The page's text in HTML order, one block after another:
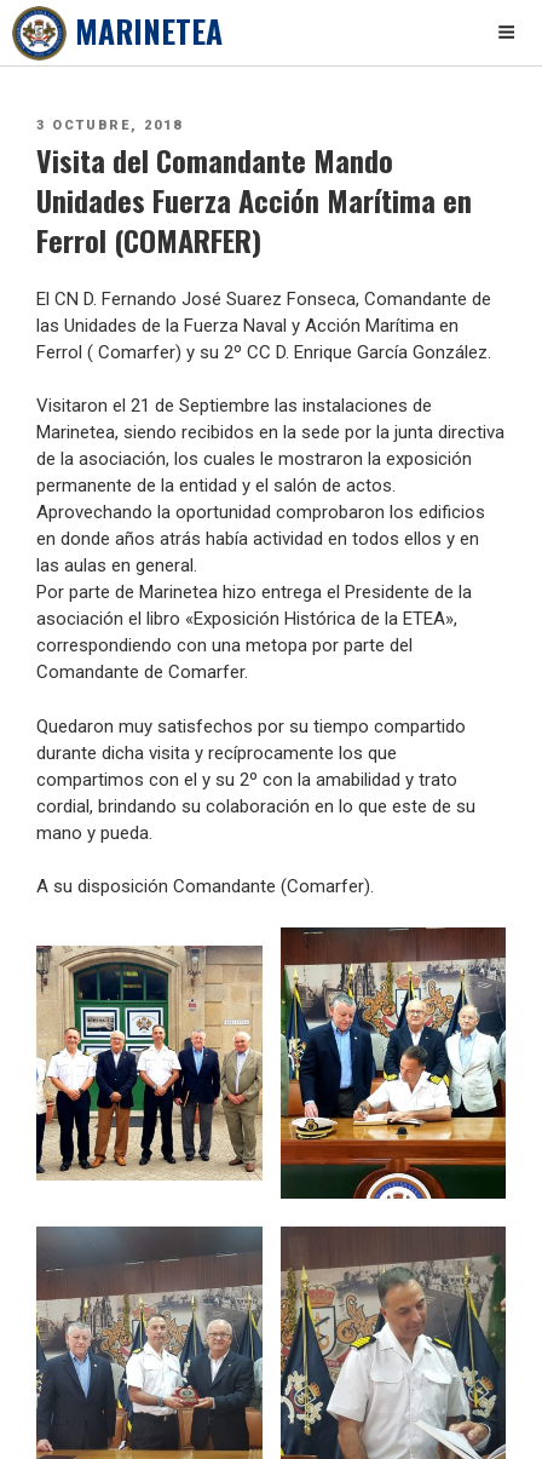
MARINETEA
PUBLICADO
3 OCTUBRE, 2018
Visita del Comandante Mando
Unidades Fuerza Acción Marítima en
Ferrol (COMARFER)
El CN D. Fernando José Suarez Fonseca, Comandante de
las Unidades de la Fuerza Naval y Acción Marítima en
Ferrol ( Comarfer) y su 2º CC D. Enrique García González.
Visitaron el 21 de Septiembre las instalaciones de
Marinetea, siendo recibidos en la sede por la junta directiva
de la asociación, los cuales le mostraron la exposición
permanente de la entidad y el salón de actos.
Aprovechando la oportunidad comprobaron los edificios
en donde años atrás había actividad en todos ellos y en
las aulas en general.
Por parte de Marinetea hizo entrega el Presidente de la
asociación el libro «Exposición Histórica de la ETEA»,
correspondiendo con una metopa por parte del
Comandante de Comarfer.
Quedaron muy satisfechos por su tiempo compartido
durante dicha visita y recíprocamente los que
compartimos con el y su 2º con la amabilidad y trato
cordial, brindando su colaboración en lo que este de su
mano y pueda.
A su disposición Comandante (Comarfer).